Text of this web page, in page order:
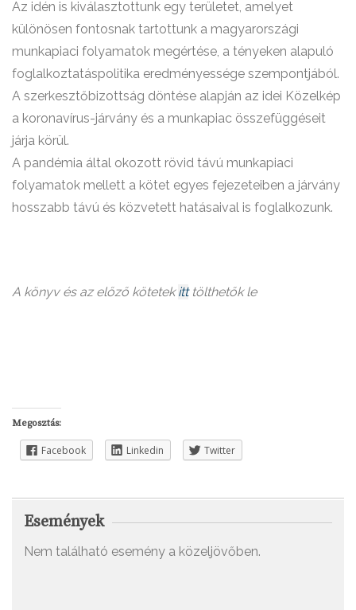
Az idén is kiválasztottunk egy területet, amelyet
különösen fontosnak tartottunk a magyarországi
munkapiaci folyamatok megértése, a tényeken alapuló
foglalkoztatáspolitika eredményessége szempontjából.
A szerkesztőbizottság döntése alapján az idei Közelkép
a koronavírus-járvány és a munkapiac összefüggéseit
járja körül.
A pandémia által okozott rövid távú munkapiaci
folyamatok mellett a kötet egyes fejezeteiben a járvány
hosszabb távú és közvetett hatásaival is foglalkozunk.
A könyv és az előző kötetekitttölthetők le
Megosztás:
Facebook Linkedin Twitter
Események
Nem található esemény a közeljövőben.